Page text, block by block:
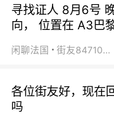
寻找证人 8月6号
向， 位置在 A3巴
闲聊法国 街友84710671
各位街友好，现在
吗